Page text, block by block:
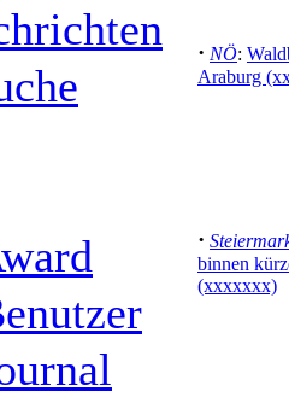
· NÖ:
Araburg
·
binnen
(xxxxxxx)